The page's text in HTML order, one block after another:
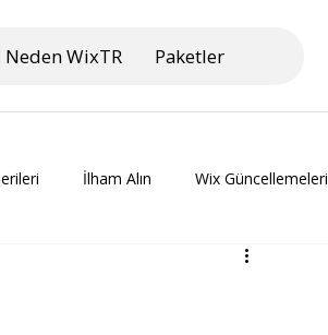
Neden WixTR Paketler
İlham Alın Wix Güncellemeleri